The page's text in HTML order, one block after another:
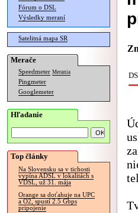
Fórum o DSL
Výsledky meraní
Satelitná mapa SR
Merače
Speedmeter Merania
Pingmeter
Googlemeter
Hľadanie
Top články
Na Slovensku sa v tichosti
vypína ADSL v lokalitách s
VDSL, už 31. mája
Orange sa doťahuje na UPC
a O2, spustí 2.5 Gbps
pripojenie